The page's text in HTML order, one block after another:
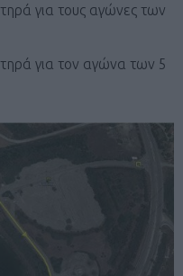
για τους αγώνες των
για τον αγώνα των 5